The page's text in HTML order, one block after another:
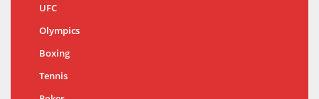
UFC
Olympics
Boxing
Tennis